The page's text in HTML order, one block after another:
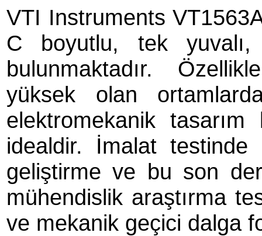
VTI Instruments
C boyutlu, tek yuvalı,
bulunmaktadır.
yüksek olan
elektromekanik
idealdir. İmalat
geliştirme ve bu son
mühendislik araştırma
ve mekanik geçici dalga